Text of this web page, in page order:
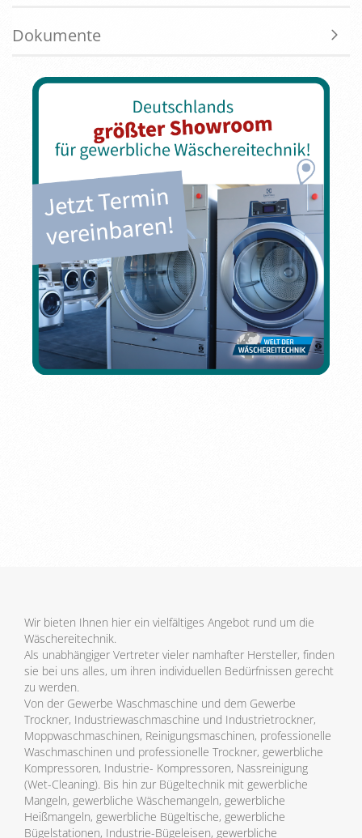
Dokumente
Wir bieten Ihnen hier ein vielfältiges Angebot rund um die
Wäschereitechnik.
Als unabhängiger Vertreter vieler namhafter Hersteller, finden
sie bei uns alles, um ihren individuellen Bedürfnissen gerecht
zu werden.
Von der Gewerbe Waschmaschine und dem Gewerbe
Trockner, Industriewaschmaschine und Industrietrockner,
Moppwaschmaschinen, Reinigungsmaschinen, professionelle
Waschmaschinen und professionelle Trockner, gewerbliche
Kompressoren, Industrie- Kompressoren, Nassreinigung
(Wet-Cleaning). Bis hin zur Bügeltechnik mit gewerbliche
Mangeln, gewerbliche Wäschemangeln, gewerbliche
Heißmangeln, gewerbliche Bügeltische, gewerbliche
Bügelstationen, Industrie-Bügeleisen, gewerbliche